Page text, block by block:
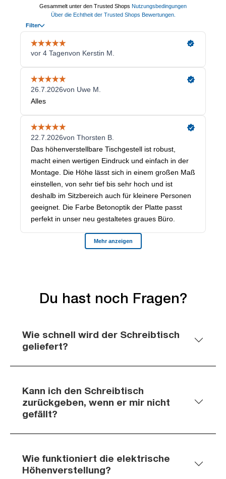
Du hast noch Fragen?
Wie schnell wird der Schreibtisch
geliefert?
Kann ich den Schreibtisch
zurückgeben, wenn er mir nicht
gefällt?
Wie funktioniert die elektrische
Höhenverstellung?